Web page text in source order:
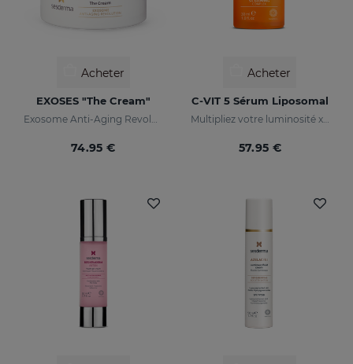
Acheter
EXOSES "The Cream"
74.95 €
Acheter
C-VIT 5 Sérum Liposomal
Multipliez votre luminosité x 5
57.95 €